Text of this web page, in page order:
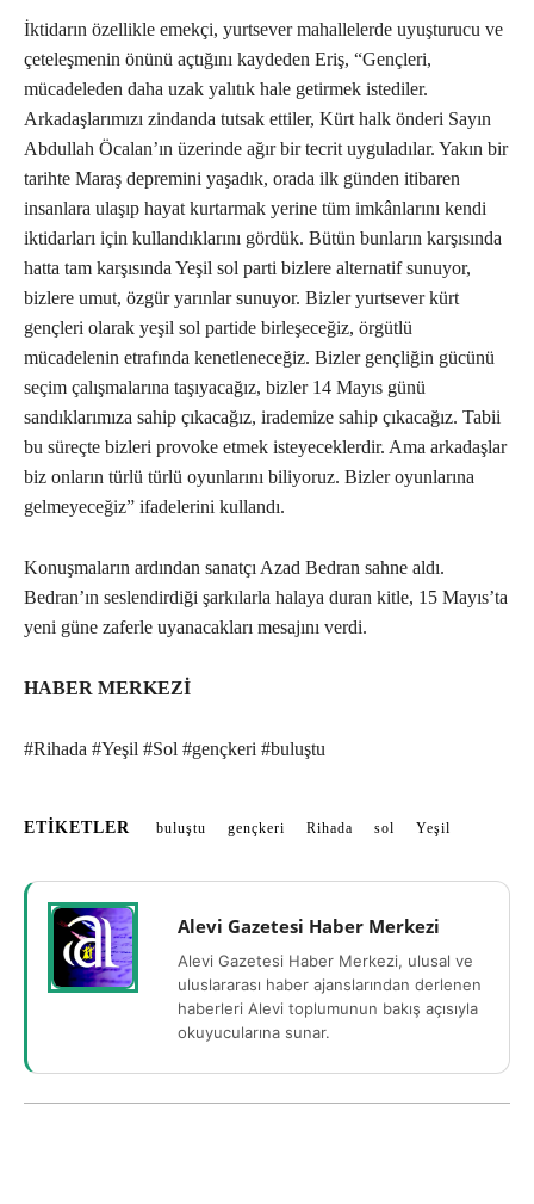
İktidarın özellikle emekçi, yurtsever mahallelerde uyuşturucu ve
çeteleşmenin önünü açtığını kaydeden Eriş, “Gençleri,
mücadeleden daha uzak yalıtık hale getirmek istediler.
Arkadaşlarımızı zindanda tutsak ettiler, Kürt halk önderi Sayın
Abdullah Öcalan’ın üzerinde ağır bir tecrit uyguladılar. Yakın bir
tarihte Maraş depremini yaşadık, orada ilk günden itibaren
insanlara ulaşıp hayat kurtarmak yerine tüm imkânlarını kendi
iktidarları için kullandıklarını gördük. Bütün bunların karşısında
hatta tam karşısında Yeşil sol parti bizlere alternatif sunuyor,
bizlere umut, özgür yarınlar sunuyor. Bizler yurtsever kürt
gençleri olarak yeşil sol partide birleşeceğiz, örgütlü
mücadelenin etrafında kenetleneceğiz. Bizler gençliğin gücünü
seçim çalışmalarına taşıyacağız, bizler 14 Mayıs günü
sandıklarımıza sahip çıkacağız, irademize sahip çıkacağız. Tabii
bu süreçte bizleri provoke etmek isteyeceklerdir. Ama arkadaşlar
biz onların türlü türlü oyunlarını biliyoruz. Bizler oyunlarına
gelmeyeceğiz” ifadelerini kullandı.
Konuşmaların ardından sanatçı Azad Bedran sahne aldı.
Bedran’ın seslendirdiği şarkılarla halaya duran kitle, 15 Mayıs’ta
yeni güne zaferle uyanacakları mesajını verdi.
HABER MERKEZİ
#Rihada #Yeşil #Sol #gençkeri #buluştu
ETIKETLER buluştu gençkeri Rihada sol Yeşil
Alevi Gazetesi Haber Merkezi
Alevi Gazetesi Haber Merkezi, ulusal ve
uluslararası haber ajanslarından derlenen
haberleri Alevi toplumunun bakış açısıyla
okuyucularına sunar.